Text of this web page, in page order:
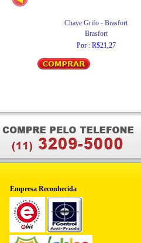
Chave Grifo - Brasfort
Brasfort
Por : R$21,27
Empresa Reconhecida